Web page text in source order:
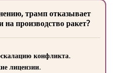
трамп отказывает
производство ракет?
конфликта.
лицензии.